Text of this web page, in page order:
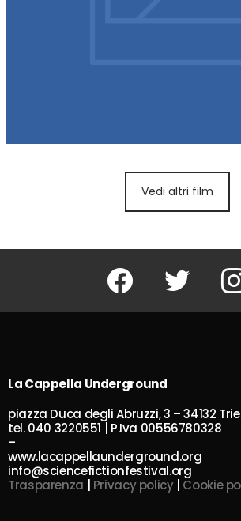
Vedi altri film
Facebook Twitter
La Cappella Underground
piazza Duca degli Abruzzi, 3 – 34132
tel. 040 3220551 | P.Iva 00556780328
–
www.lacappellaunderground.org
info@sciencefictionfestival.org
Trasparenza | Privacy policy| Cookie